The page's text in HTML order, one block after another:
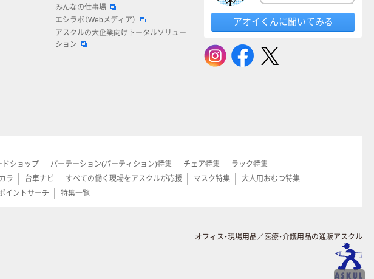
みんなの仕事場
エシラボ（Webメディア）
アスクルの大企業向けトータルソリュー
ション
アオイくんに聞いてみる
ドショップ パーテーション(パーティション)特集 チェア特集
ラック特集
ラ 台車ナビ すべての働く現場をアスクルが応援 マスク特集
大人用おむつ特集
イントサーチ 特集一覧
オフィス・現場用品／医療・介護用品の通販アスクル